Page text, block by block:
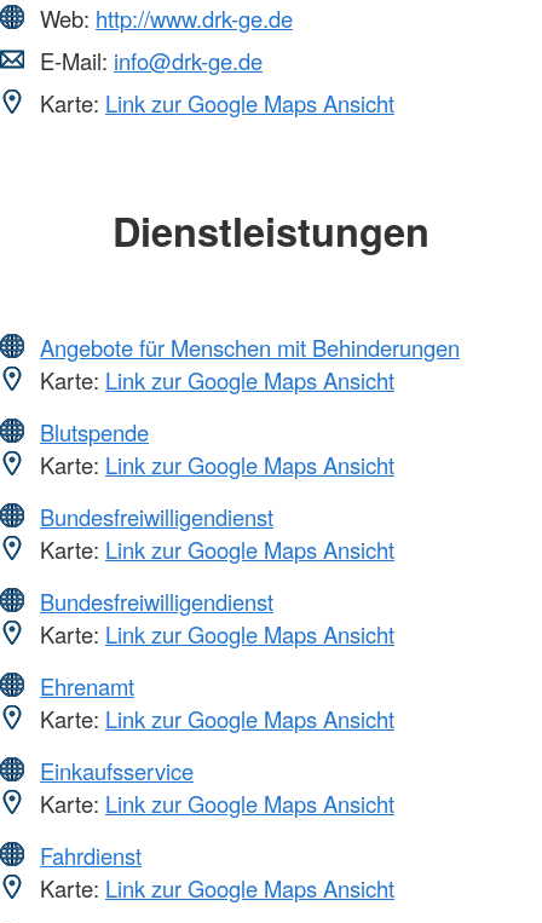
Web: http://www.drk-ge.de
E-Mail: info@drk-ge.de
Karte: Link zur Google Maps Ansicht
Dienstleistungen
Angebote für Menschen mit Behinderungen
Karte: Link zur Google Maps Ansicht
Blutspende
Karte: Link zur Google Maps Ansicht
Bundesfreiwilligendienst
Karte: Link zur Google Maps Ansicht
Bundesfreiwilligendienst
Karte: Link zur Google Maps Ansicht
Ehrenamt
Karte: Link zur Google Maps Ansicht
Einkaufsservice
Karte: Link zur Google Maps Ansicht
Fahrdienst
Karte: Link zur Google Maps Ansicht